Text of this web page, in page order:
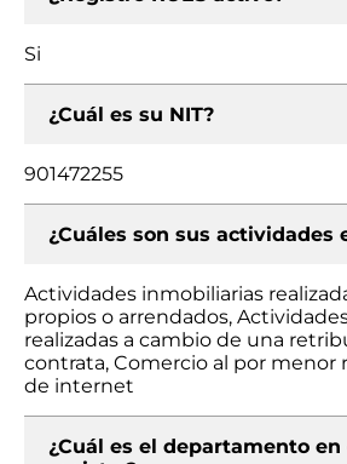
Si
¿Cuál es su NIT?
901472255
¿Cuáles son sus actividades
Actividades inmobiliarias
propios o arrendados,
realizadas a cambio de una
contrata, Comercio al por menor
de internet
¿Cuál es el departamento en